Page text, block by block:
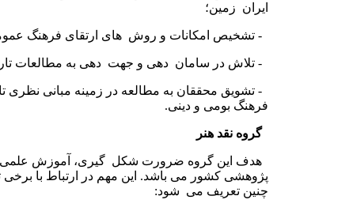
ایران ‌ زمین؛
- تشخیص امکانات و روش ‌ های ارتقای فرهنگ عمومی
- تلاش در سامان ‌ دهی و جهت ‌ دهی به مطالعات
- تشویق محققان به مطالعه در زمینه مبانی نظری
فرهنگ بومی و دینی.
گروه نقد هنر
هدف این گروه ضرورت شکل ‌ گیری، آموزش علمی
پژوهشی کشور می باشد. این مهم در ارتباط با
چنین تعریف می ‌ شود: